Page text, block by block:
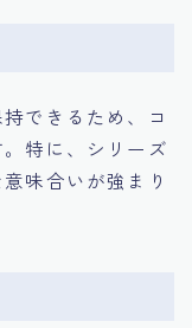
できるため、コ
特に、シリーズ
味合いが強まり